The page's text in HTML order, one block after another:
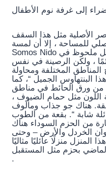
الأصلية مثل هذا السقف
للمساحة ، إلا أن لمسة
Somos Nido لا تزال في المقدمة ، وبشكل ملحوظ في
، ولكن الرصينة في نفس
المختلفة ومحاولة
البنتهاوس الجميل “، كما
ورق الحائط في مناطق
اللون مثل حمام الضيوف ،
هناك جو جذاب ومألوف
شابة “. بقعة من الطوب
من الحزم السوداء هناك
الخردل والأرض – وحتى
المنزل منزلًا عائليًا مثاليًا
.